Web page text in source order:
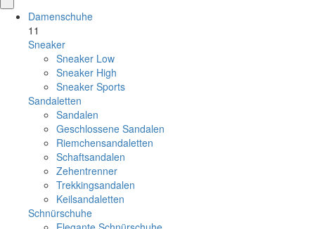
Damenschuhe
11
Sneaker
Sneaker Low
Sneaker High
Sneaker Sports
Sandaletten
Sandalen
Geschlossene Sandalen
Riemchensandaletten
Schaftsandalen
Zehentrenner
Trekkingsandalen
Keilsandaletten
Schnürschuhe